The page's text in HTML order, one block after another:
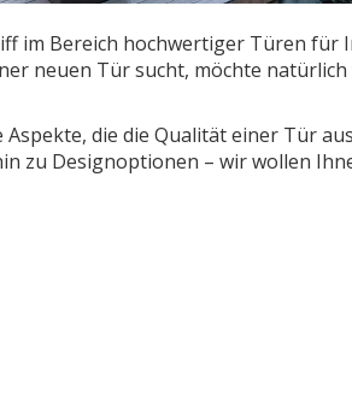
im Bereich hochwertiger Türen für
neuen Tür sucht, möchte
die die Qualität einer Tür
zu Designoptionen – wir wollen